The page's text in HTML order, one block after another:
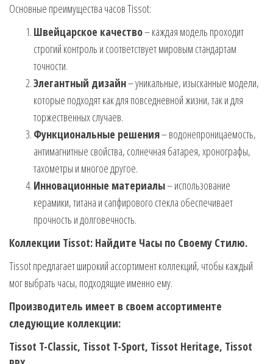
Основные преимущества часов Tissot:
Швейцарское качество– каждая модель проходит
строгий контроль и соответствует мировым стандартам
точности.
Элегантный дизайн– уникальные, изысканные модели,
которые подходят как для повседневной жизни, так и для
торжественных случаев.
Функциональные решения– водонепроницаемость,
антимагнитные свойства, солнечная батарея, хронографы,
тахометры и многое другое.
Инновационные материалы– использование
керамики, титана и сапфирового стекла обеспечивает
прочность и долговечность.
Коллекции Tissot: Найдите Часы по Своему Стилю.
Tissot предлагает широкий ассортимент коллекций, чтобы каждый
мог выбрать часы, подходящие именно ему.
Производитель имеет в своем ассортименте
следующие коллекции:
Tissot T-Classic, Tissot T-Sport, Tissot Heritage, Tissot